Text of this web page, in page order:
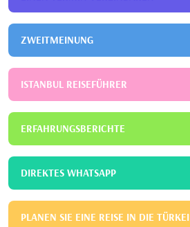
ZWEITMEINUNG
ISTANBUL REISEFÜHRER
ERFAHRUNGSBERICHTE
DIREKTES WHATSAPP
PLANEN SIE EINE REISE IN DIE TÜRKEI